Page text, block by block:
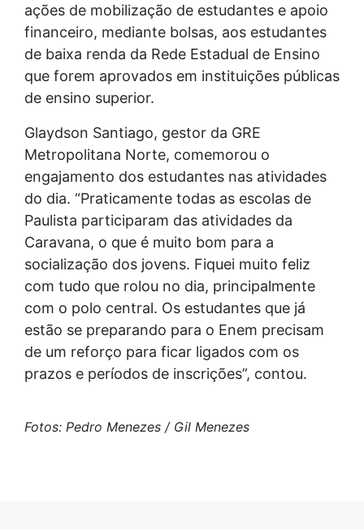
ações de mobilização de estudantes e apoio
financeiro, mediante bolsas, aos estudantes
de baixa renda da Rede Estadual de Ensino
que forem aprovados em instituições públicas
de ensino superior.
Glaydson Santiago, gestor da GRE
Metropolitana Norte, comemorou o
engajamento dos estudantes nas atividades
do dia. “Praticamente todas as escolas de
Paulista participaram das atividades da
Caravana, o que é muito bom para a
socialização dos jovens. Fiquei muito feliz
com tudo que rolou no dia, principalmente
com o polo central. Os estudantes que já
estão se preparando para o Enem precisam
de um reforço para ficar ligados com os
prazos e períodos de inscrições”, contou.
Fotos: Pedro Menezes / Gil Menezes